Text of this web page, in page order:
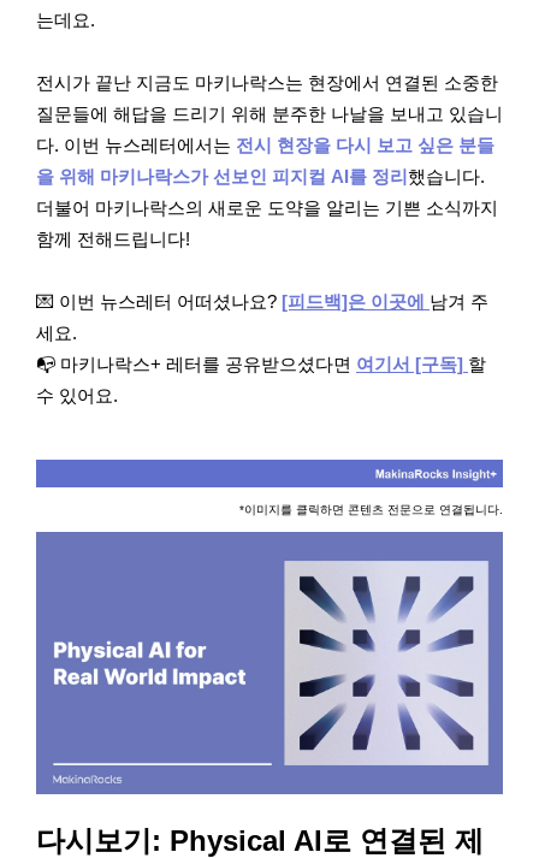
는데요.
전시가 끝난 지금도 마키나락스는 현장에서 연결된 소중한
질문들에 해답을 드리기 위해 분주한 나날을 보내고 있습니
다. 이번 뉴스레터에서는 전시 현장을 다시 보고 싶은 분들
을 위해 마키나락스가 선보인 피지컬 AI를 정리 했습니다.
더불어 마키나락스의 새로운 도약을 알리는 기쁜 소식까지
함께 전해드립니다!
💌 이번 뉴스레터 어떠셨나요? [피드백]은 이곳에 남겨 주
세요.
📭 마키나락스+ 레터를 공유받으셨다면 여기서 [구독] 할
수 있어요.
*이미지를 클릭하면 콘텐츠 전문으로 연결됩니다.
다시보기: Physical AI로 연결된 제